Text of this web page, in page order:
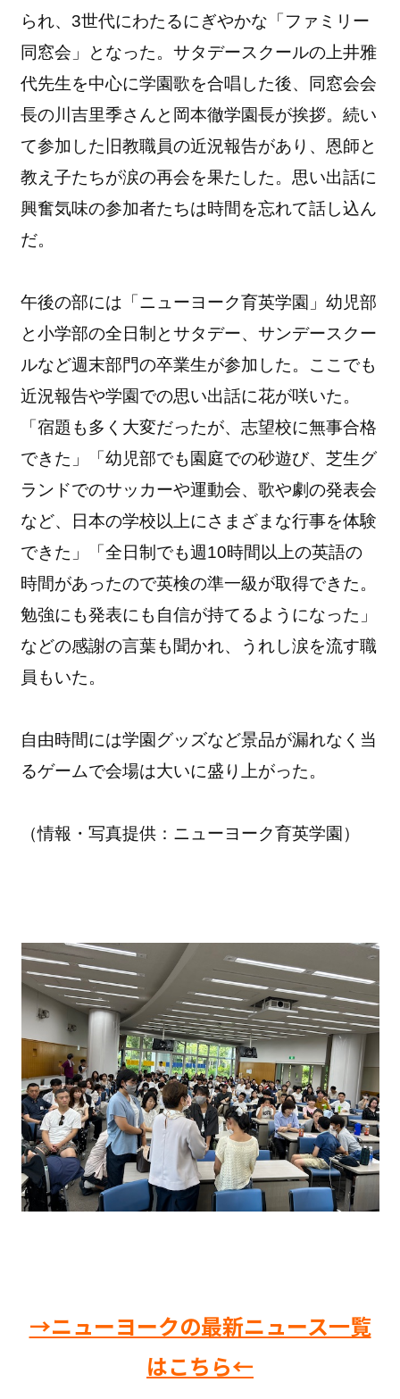
られ、3世代にわたるにぎやかな「ファミリー
同窓会」となった。サタデースクールの上井雅
代先生を中心に学園歌を合唱した後、同窓会会
長の川吉里季さんと岡本徹学園長が挨拶。続い
て参加した旧教職員の近況報告があり、恩師と
教え子たちが涙の再会を果たした。思い出話に
興奮気味の参加者たちは時間を忘れて話し込ん
だ。
午後の部には「ニューヨーク育英学園」幼児部
と小学部の全日制とサタデー、サンデースクー
ルなど週末部門の卒業生が参加した。ここでも
近況報告や学園での思い出話に花が咲いた。
「宿題も多く大変だったが、志望校に無事合格
できた」「幼児部でも園庭での砂遊び、芝生グ
ランドでのサッカーや運動会、歌や劇の発表会
など、日本の学校以上にさまざまな行事を体験
できた」「全日制でも週10時間以上の英語の
時間があったので英検の準一級が取得できた。
勉強にも発表にも自信が持てるようになった」
などの感謝の言葉も聞かれ、うれし涙を流す職
員もいた。
自由時間には学園グッズなど景品が漏れなく当
るゲームで会場は大いに盛り上がった。
（情報・写真提供：ニューヨーク育英学園）
→ニューヨークの最新ニュース一覧
はこちら←